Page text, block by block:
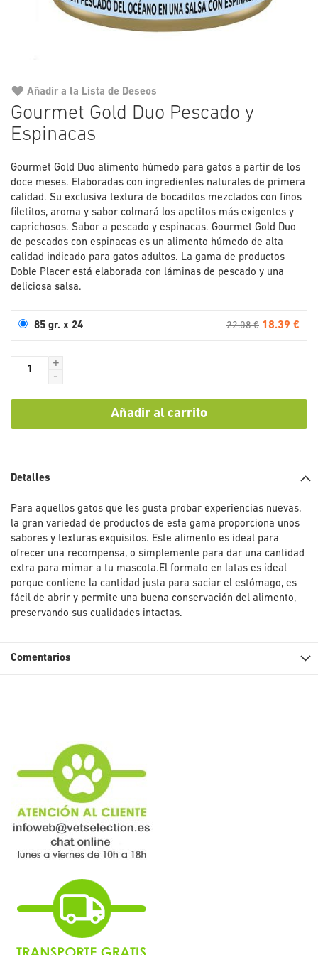
Gourmet Gold Duo Pescado y
Espinacas
Gourmet Gold Duo alimento húmedo para gatos a partir de los
doce meses. Elaboradas con ingredientes naturales de primera
calidad. Su exclusiva textura de bocaditos mezclados con finos
filetitos, aroma y sabor colmará los apetitos más exigentes y
caprichosos. Sabor a pescado y espinacas. Gourmet Gold Duo
de pescados con espinacas es un alimento húmedo de alta
calidad indicado para gatos adultos. La gama de productos
Doble Placer está elaborada con láminas de pescado y una
deliciosa salsa.
85 gr. x 24 22.08 € 18.39 €
+
-
Añadir al carrito
Añadir a la Lista de Deseos
al
galería
de
imágenes
Detalles
Para aquellos gatos que les gusta probar experiencias nuevas,
la gran variedad de productos de esta gama proporciona unos
sabores y texturas exquisitos. Este alimento es ideal para
ofrecer una recompensa, o simplemente para dar una cantidad
extra para mimar a tu mascota.El formato en latas es ideal
porque contiene la cantidad justa para saciar el estómago, es
fácil de abrir y permite una buena conservación del alimento,
preservando sus cualidades intactas.
Comentarios